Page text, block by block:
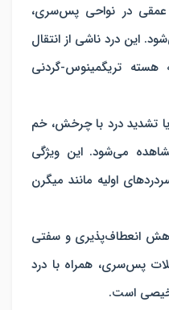
در نواحی پس‌سری،
این درد ناشی از انتقال
تریگمینوس-گردنی
تشدید درد با چرخش، خم
می‌شود. این ویژگی
اولیه مانند میگرن
انعطاف‌پذیری و سفتی
پس‌سری، همراه با درد
است.